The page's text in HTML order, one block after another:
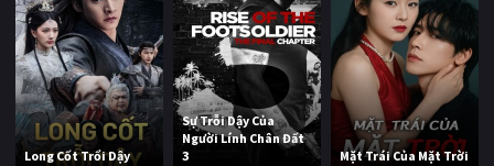
Long Cốt Trổi Dậy
Sự Trỗi Dậy Của
Người Lính Chân Đất
3
Mặt Trái Của Mặt Trời